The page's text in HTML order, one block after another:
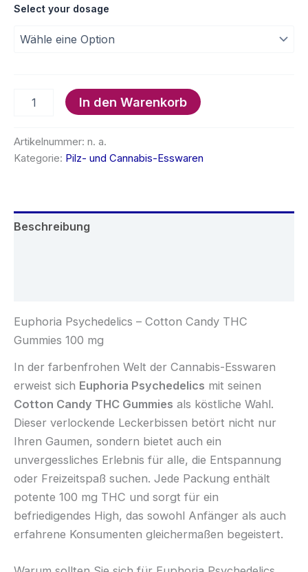
Select your dosage
Psychedelics
Zuckerwatte-
Gummibärchen
In den Warenkorb
Artikelnummer: n. a.
Kategorie: Pilz- und Cannabis-Esswaren
Beschreibung
Euphoria Psychedelics – Cotton Candy THC
Gummies 100 mg
In der farbenfrohen Welt der Cannabis-Esswaren
erweist sich Euphoria Psychedelics mit seinen
Cotton Candy THC Gummies als köstliche Wahl.
Dieser verlockende Leckerbissen betört nicht nur
Ihren Gaumen, sondern bietet auch ein
unvergessliches Erlebnis für alle, die Entspannung
oder Freizeitspaß suchen. Jede Packung enthält
potente 100 mg THC und sorgt für ein
befriedigendes High, das sowohl Anfänger als auch
erfahrene Konsumenten gleichermaßen begeistert.